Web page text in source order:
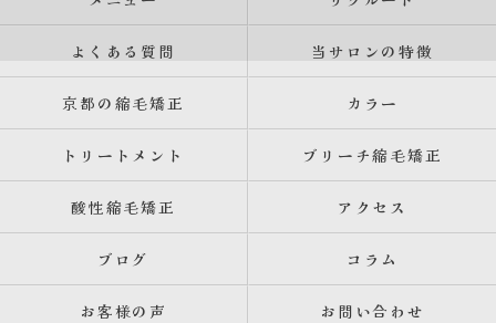
よくある質問 当サロンの特徴
京都の縮毛矯正 カラー
トリートメント ブリーチ縮毛矯正
酸性縮毛矯正 アクセス
ブログ コラム
お客様の声 お問い合わせ